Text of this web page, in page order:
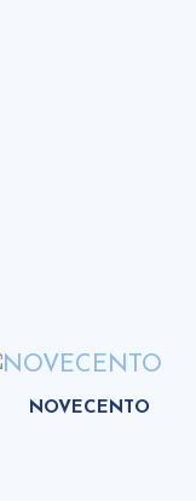
NOVECENTO